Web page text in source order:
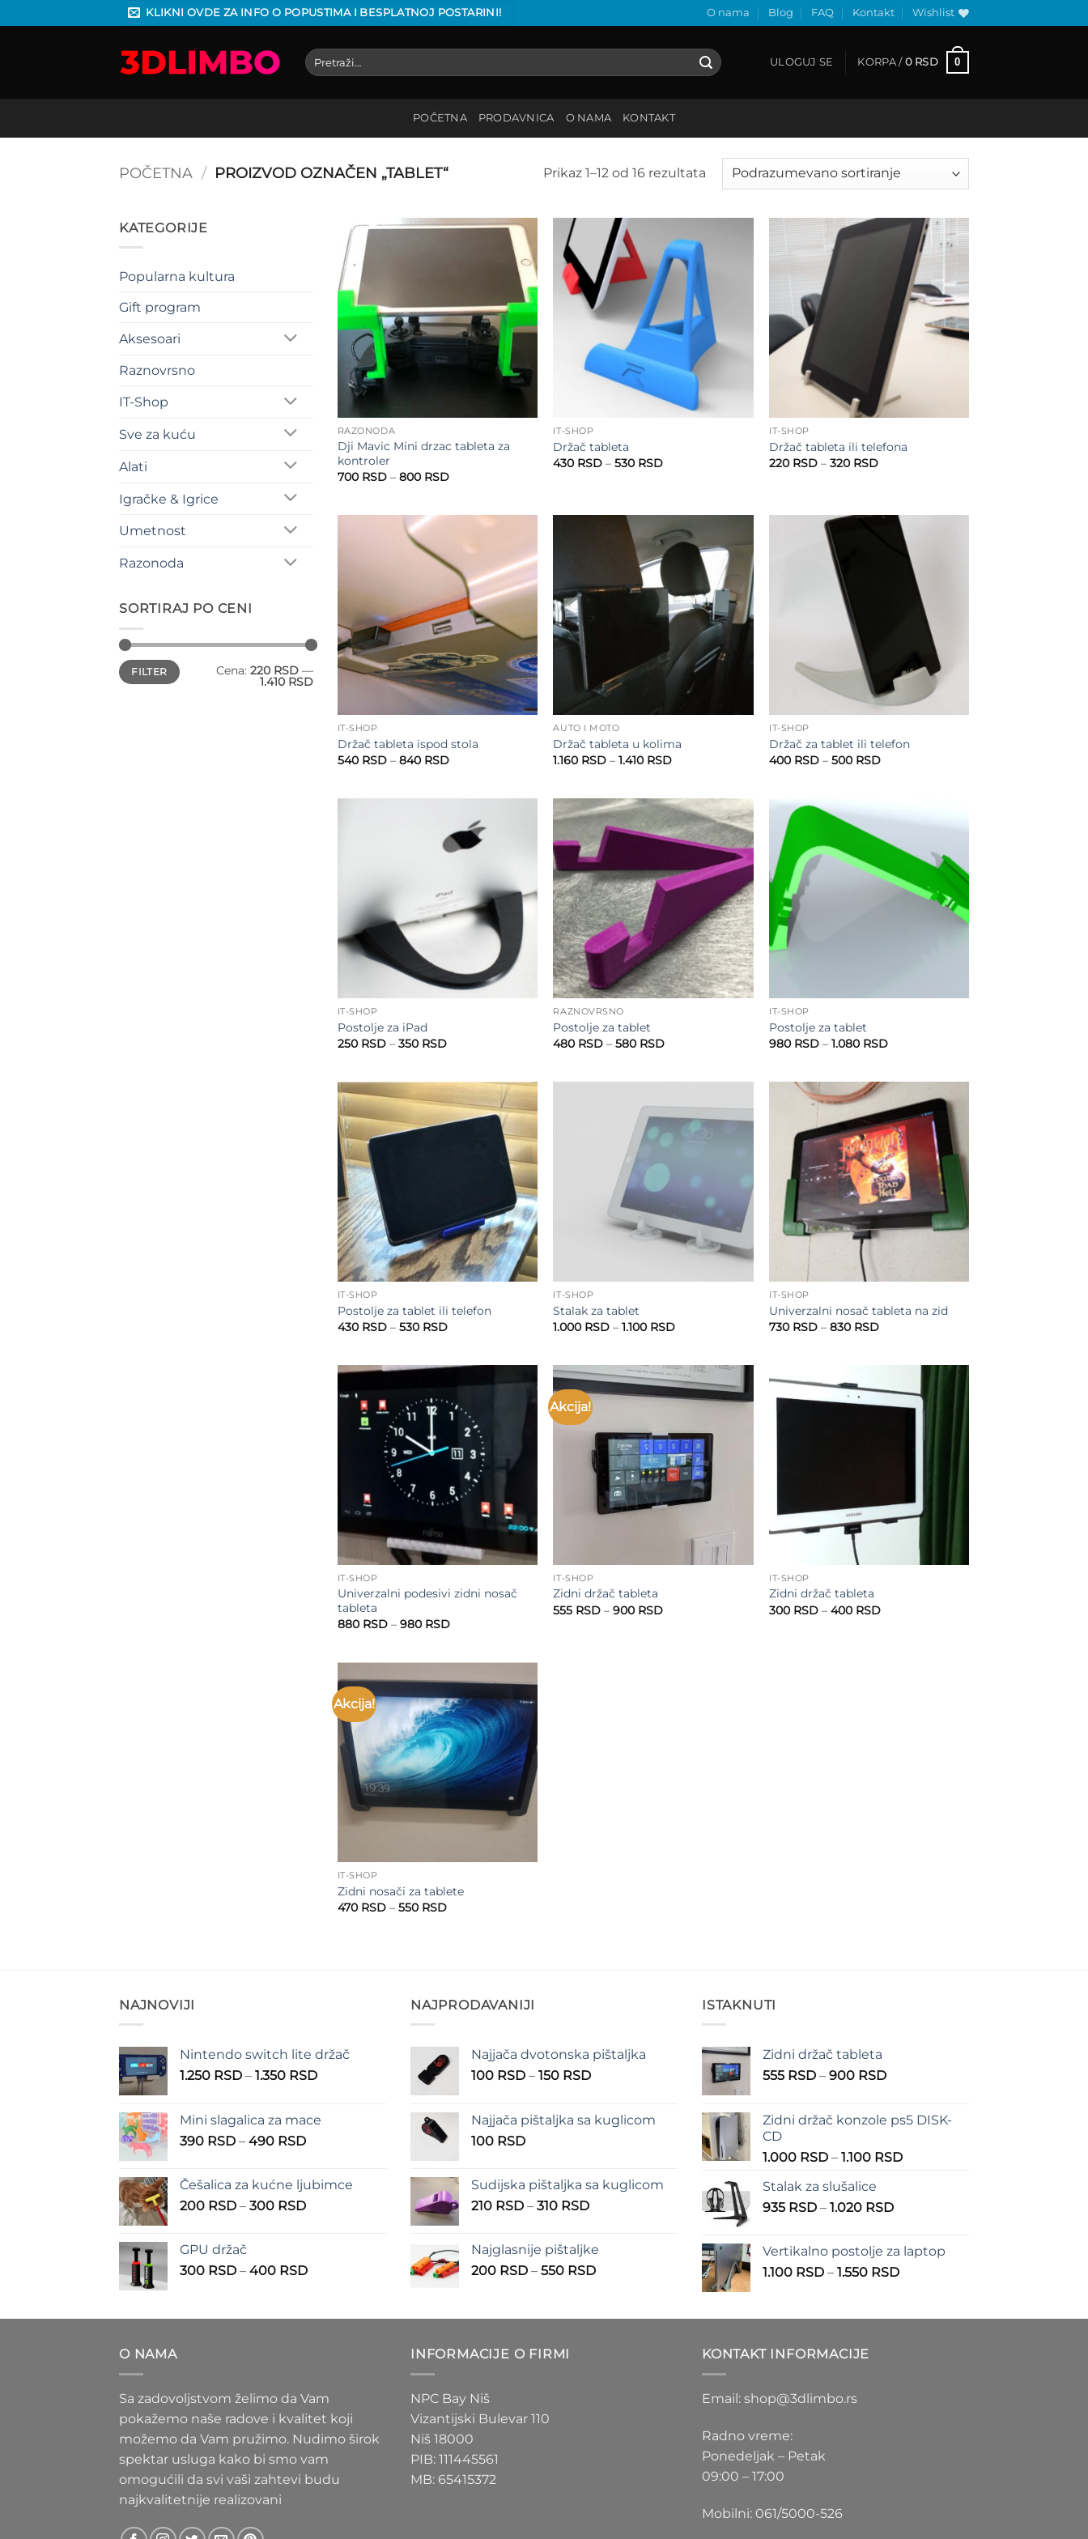
na
KLIKNI OVDE ZA INFO O POPUSTIMA I BESPLATNOJ POSTARINI! O nama Blog FAQ Kontakt Wishlist
Pretraga
za:
ULOGUJ SE KORPA / 0 RSD 0
POČETNA PRODAVNICA O NAMA KONTAKT
POČETNA / PROIZVOD OZNAČEN „TABLET“ Prikaz 1–12 od 16 rezultata
KATEGORIJE
Popularna kultura
Gift program
Aksesoari
Raznovrsno
IT-Shop
Sve za kuću
Alati
Igračke & Igrice
Umetnost
Razonoda
SORTIRAJ PO CENI
Minimalna
cena
Maksimalna
cenaFILTER Cena: 220 RSD —
1.410 RSD
Add to
wishlist
RAZONODA
Dji Mavic Mini drzac tableta za
kontroler
700 RSD – 800 RSDRaspon
wishlist
IT-SHOP
Držač tableta
430 RSD – 530 RSDRaspon
530 RSD
IT-SHOP
Držač tableta ili telefona
220 RSD – 320 RSDRaspon
320 RSD
Add to
wishlist
IT-SHOP
Držač tableta ispod stola
540 RSD – 840 RSDRaspon
Add to
wishlist
AUTO I MOTO
Držač tableta u kolima
1.160 RSD – 1.410 RSDRaspon
do
1.410 RSD
IT-SHOP
Držač za tablet ili telefon
400 RSD – 500 RSDRaspon
500 RSD
IT-SHOP
Postolje za iPad
250 RSD – 350 RSDRaspon
do
350 RSD
Add to
wishlist
RAZNOVRSNO
Postolje za tablet
480 RSD – 580 RSDRaspon
wishlist
IT-SHOP
Postolje za tablet
980 RSD – 1.080 RSDRaspon
do
1.080 RSD
Add to
wishlist
IT-SHOP
Postolje za tablet ili telefon
430 RSD – 530 RSDRaspon
do
530 RSD
Add to
IT-SHOP
Stalak za tablet
1.000 RSD – 1.100 RSDRaspon
do
1.100 RSD
Add to
wishlist
IT-SHOP
Univerzalni nosač tableta na zid
730 RSD – 830 RSDRaspon
IT-SHOP
Univerzalni podesivi zidni nosač
tableta
880 RSD – 980 RSDRaspon
980 RSD
Akcija!
IT-SHOP
Zidni držač tableta
555 RSD – 900 RSDRaspon
Add to
IT-SHOP
Zidni držač tableta
300 RSD – 400 RSDRaspon
Akcija!
Add to
wishlist
IT-SHOP
Zidni nosači za tablete
470 RSD – 550 RSDRaspon
NAJNOVIJI
Nintendo switch lite držač
1.250 RSD – 1.350 RSDRaspon
1.250 RSD
Mini slagalica za mace
390 RSD – 490 RSDRaspon
390 RSD
do
Češalica za kućne ljubimce
200 RSD – 300 RSDRaspon
do
GPU držač
300 RSD – 400 RSDRaspon
300 RSD
NAJPRODAVANIJI
Najjača dvotonska pištaljka
100 RSD – 150 RSDRaspon
100 RSD
Najjača pištaljka sa kuglicom
100 RSD
Sudijska pištaljka sa kuglicom
210 RSD – 310 RSDRaspon
210 RSD
do
Najglasnije pištaljke
200 RSD – 550 RSDRaspon
200 RSD
ISTAKNUTI
Zidni držač tableta
555 RSD – 900 RSDRaspon
555 RSD
900 RSD
Zidni držač konzole ps5 DISK-
CD
1.000 RSD – 1.100 RSDRaspon
Stalak za slušalice
935 RSD – 1.020 RSDRaspon
935 RSD
do
Vertikalno postolje za laptop
1.100 RSD – 1.550 RSDRaspon
1.100 RSD
O NAMA
Sa zadovoljstvom želimo da Vam
pokažemo naše radove i kvalitet koji
možemo da Vam pružimo. Nudimo širok
spektar usluga kako bi smo vam
omogućili da svi vaši zahtevi budu
najkvalitetnije realizovani
INFORMACIJE O FIRMI
NPC Bay Niš
Vizantijski Bulevar 110
Niš 18000
PIB: 111445561
MB: 65415372
KONTAKT INFORMACIJE
Email: shop@3dlimbo.rs
Radno vreme:
Ponedeljak – Petak
09:00 – 17:00
Mobilni: 061/5000-526